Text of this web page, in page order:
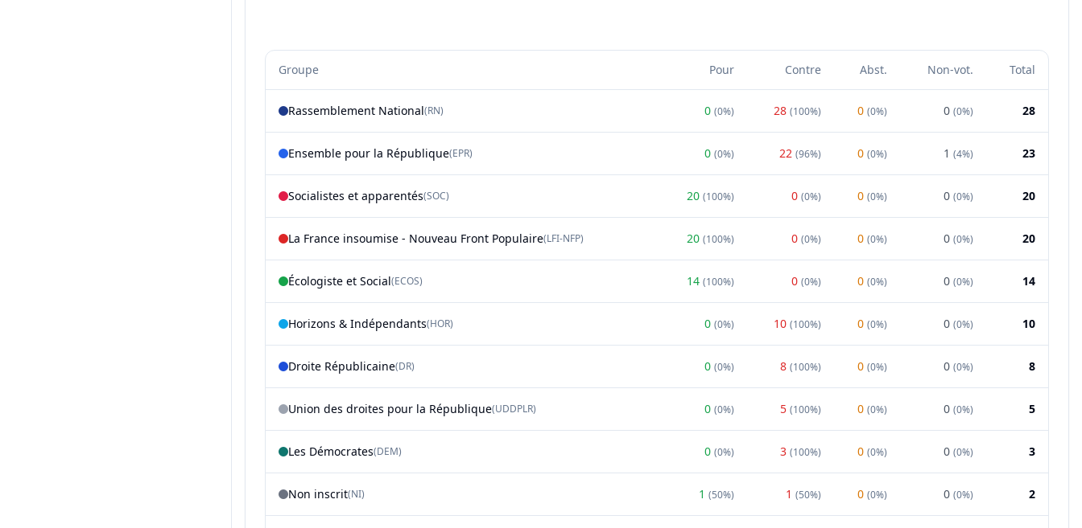
Groupe Pour Contre Abst. Non-vot. Total
Rassemblement National(RN) 0 (0%) 28 (100%) 0 (0%) 0 (0%) 28
Ensemble pour la République(EPR) 0 (0%) 22 (96%) 0 (0%) 1 (4%) 23
Socialistes et apparentés(SOC) 20 (100%) 0 (0%) 0 (0%) 0 (0%) 20
La France insoumise - Nouveau Front Populaire(LFI-NFP) 20 (100%) 0 (0%) 0 (0%) 0 (0%) 20
Écologiste et Social(ECOS) 14 (100%) 0 (0%) 0 (0%) 0 (0%) 14
Horizons & Indépendants(HOR) 0 (0%) 10 (100%) 0 (0%) 0 (0%) 10
Droite Républicaine(DR) 0 (0%) 8 (100%) 0 (0%) 0 (0%) 8
Union des droites pour la République(UDDPLR) 0 (0%) 5 (100%) 0 (0%) 0 (0%) 5
Les Démocrates(DEM) 0 (0%) 3 (100%) 0 (0%) 0 (0%) 3
Non inscrit(NI) 1 (50%) 1 (50%) 0 (0%) 0 (0%) 2